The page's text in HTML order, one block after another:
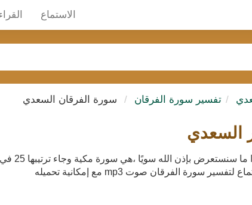
الاستماع
تفسير سورة الفرقان سورة الفرقان السعدي
السعدي
تفسير سورة الفرقان بواسطة تفسير السعدي هذا ما سنستعرض بإذن الله سويًا ،هي سورة مكية وجاء ترتيبها 25 في